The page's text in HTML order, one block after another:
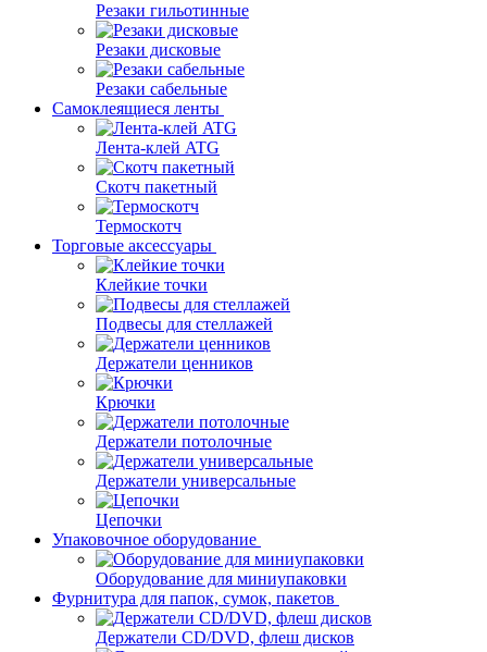
Резаки гильотинные
Резаки дисковые
Резаки сабельные
Самоклеящиеся ленты
Лента-клей ATG
Скотч пакетный
Термоскотч
Торговые аксессуары
Клейкие точки
Подвесы для стеллажей
Держатели ценников
Крючки
Держатели потолочные
Держатели универсальные
Цепочки
Упаковочное оборудование
Оборудование для миниупаковки
Фурнитура для папок, сумок, пакетов
Держатели CD/DVD, флеш дисков